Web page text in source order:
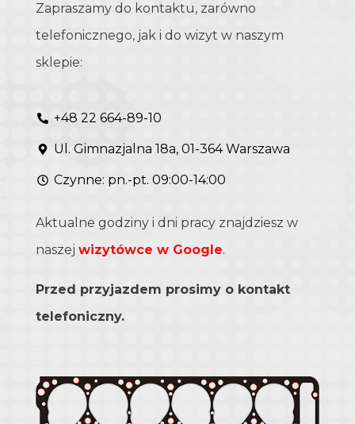
Zapraszamy do kontaktu, zarówno
telefonicznego, jak i do wizyt w naszym
sklepie:
+48 22 664-89-10
Ul. Gimnazjalna 18a, 01-364 Warszawa
Czynne: pn.-pt. 09:00-14:00
Aktualne godziny i dni pracy znajdziesz w
naszej wizytówce w Google.
Przed przyjazdem prosimy o kontakt
telefoniczny.